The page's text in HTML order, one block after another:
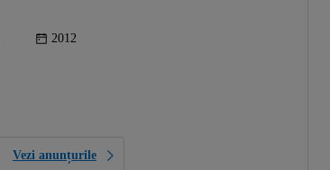
2012
Vezi anunțurile